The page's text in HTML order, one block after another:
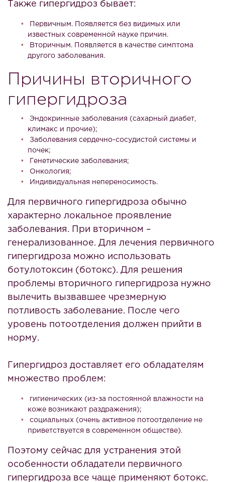
Также гипергидроз бывает:
Первичным. Появляется без видимых или
известных современной науке причин.
Вторичным. Появляется в качестве симптома
другого заболевания.
Причины вторичного
гипергидроза
Эндокринные заболевания (сахарный диабет,
климакс и прочие);
Заболевания сердечно-сосудистой системы и
почек;
Генетические заболевания;
Онкология;
Индивидуальная непереносимость.
Для первичного гипергидроза обычно
характерно локальное проявление
заболевания. При вторичном –
генерализованное. Для лечения первичного
гипергидроза можно использовать
ботулотоксин (ботокс). Для решения
проблемы вторичного гипергидроза нужно
вылечить вызвавшее чрезмерную
потливость заболевание. После чего
уровень потоотделения должен прийти в
норму.
Гипергидроз доставляет его обладателям
множество проблем:
гигиенических (из-за постоянной влажности на
коже возникают раздражения);
социальных (очень активное потоотделение не
приветствуется в современном обществе).
Поэтому сейчас для устранения этой
особенности обладатели первичного
гипергидроза все чаще применяют ботокс.